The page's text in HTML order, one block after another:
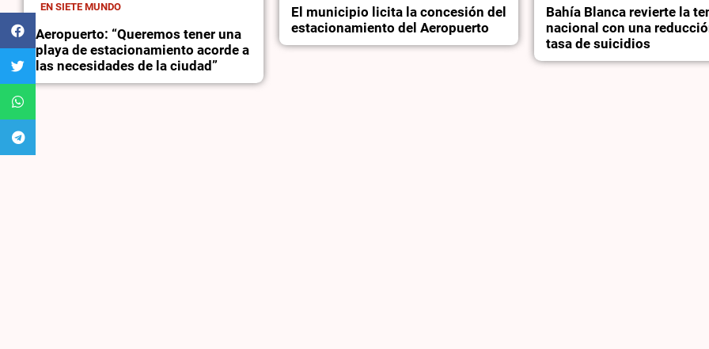
EN SIETE MUNDO
Aeropuerto: “Queremos tener una
playa de estacionamiento acorde a
las necesidades de la ciudad”
El municipio licita la concesión del
estacionamiento del Aeropuerto
Bahía Blanca revierte la
nacional con una
tasa de suicidios